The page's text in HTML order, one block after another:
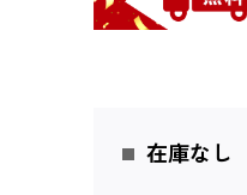
在庫なし